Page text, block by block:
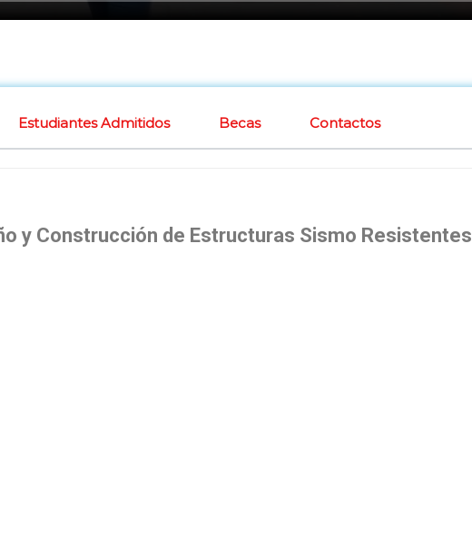
Estudiantes Admitidos Becas Contactos
y Construcción de Estructuras Sismo Resistentes